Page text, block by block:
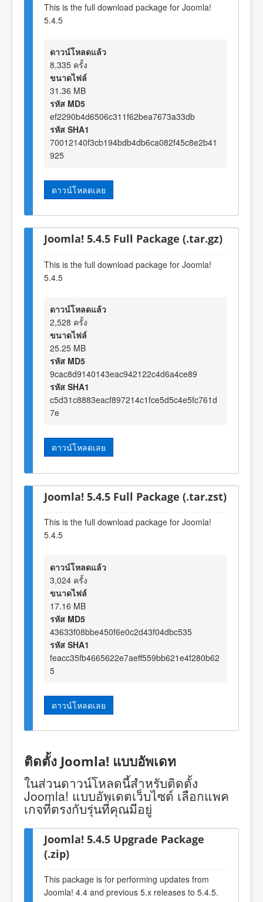
This is the full download package for Joomla!
5.4.5
ดาวน์โหลดแล้ว
8,335 ครั้ง
ขนาดไฟล์
31.36 MB
รหัส MD5
ef2290b4d6506c311f62bea7673a33db
รหัส SHA1
70012140f3cb194bdb4db6ca082f45c8e2b41
925
ดาวน์โหลดเลย
Joomla! 5.4.5 Full Package (.tar.gz)
This is the full download package for Joomla!
5.4.5
ดาวน์โหลดแล้ว
2,528 ครั้ง
ขนาดไฟล์
25.25 MB
รหัส MD5
9cac8d9140143eac942122c4d6a4ce89
รหัส SHA1
c5d31c8883eacf897214c1fce5d5c4e5fc761d
7e
ดาวน์โหลดเลย
Joomla! 5.4.5 Full Package (.tar.zst)
This is the full download package for Joomla!
5.4.5
ดาวน์โหลดแล้ว
3,024 ครั้ง
ขนาดไฟล์
17.16 MB
รหัส MD5
43633f08bbe450f6e0c2d43f04dbc535
รหัส SHA1
feacc35fb4665622e7aeff559bb621e4f280b62
5
ดาวน์โหลดเลย
ติดตั้ง Joomla! แบบอัพเดท
ในส่วนดาวน์โหลดนี้สำหรับติดตั้ง
Joomla! แบบอัพเดตเว็บไซต์ เลือกแพค
เกจที่ตรงกับรุ่นที่คุณมีอยู่
Joomla! 5.4.5 Upgrade Package
(.zip)
This package is for performing updates from
Joomla! 4.4 and previous 5.x releases to 5.4.5.